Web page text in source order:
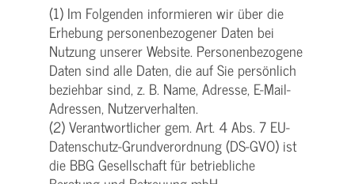
(1) Im Folgenden informieren wir über die
Erhebung personenbezogener Daten bei
Nutzung unserer Website. Personenbezogene
Daten sind alle Daten, die auf Sie persönlich
beziehbar sind, z. B. Name, Adresse, E-Mail-
Adressen, Nutzerverhalten.
(2) Verantwortlicher gem. Art. 4 Abs. 7 EU-
Datenschutz-Grundverordnung (DS-GVO) ist
die BBG Gesellschaft für betriebliche